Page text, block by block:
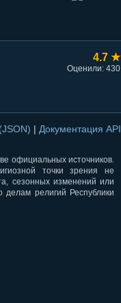
4.7 ★
Оценили: 430
| Документация API
официальных источников.
точки зрения не
сезонных изменений или
делам религий Республики